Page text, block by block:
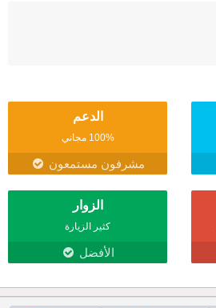
الدعم
100% مجاني
مشرفون مستمعون
الزوار
كثير الزيارة
الأفضل